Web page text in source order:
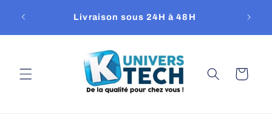
passer
contenu
Livraison sous 24H à 48H
Panier